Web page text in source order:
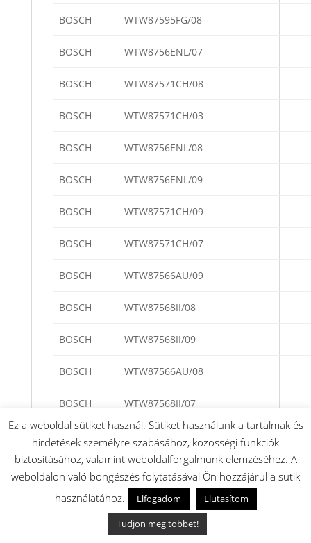
BOSCH WTW87595FG/08
BOSCH WTW8756ENL/07
BOSCH WTW87571CH/08
BOSCH WTW87571CH/03
BOSCH WTW8756ENL/08
BOSCH WTW8756ENL/09
BOSCH WTW87571CH/09
BOSCH WTW87571CH/07
BOSCH WTW87566AU/09
BOSCH WTW87568II/08
BOSCH WTW87568II/09
BOSCH WTW87566AU/08
BOSCH WTW87568II/07
BOSCH WTW87568II/04 SelfCleaning
BOSCH WTW87561GB/08
BOSCH WTW87563NL/08
WTW87563NL/07
Ez a weboldal sütiket használ. Sütiket használunk a tartalmak és
hirdetések személyre szabásához, közösségi funkciók
biztosításához, valamint weboldalforgalmunk elemzéséhez. A
weboldalon való böngészés folytatásával Ön hozzájárul a sütik
használatához.
Elfogadom
Elutasítom
Tudjon meg többet!